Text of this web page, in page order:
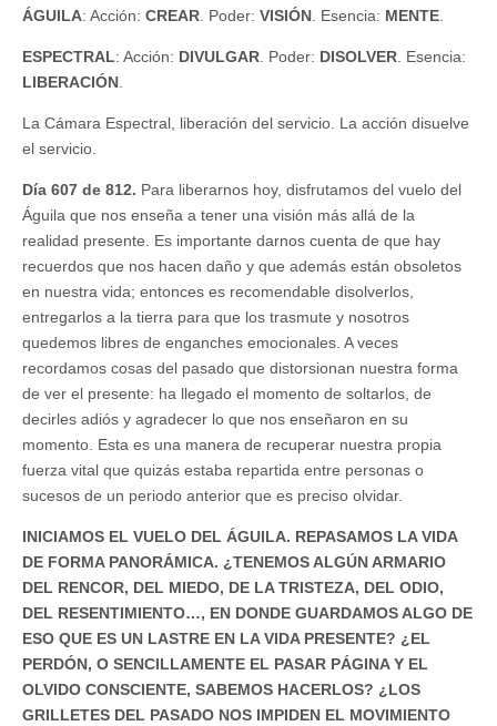
ÁGUILA: Acción: CREAR. Poder: VISIÓN. Esencia: MENTE.
ESPECTRAL: Acción: DIVULGAR. Poder: DISOLVER. Esencia:
LIBERACIÓN.
La Cámara Espectral, liberación del servicio. La acción disuelve
el servicio.
Día 607 de 812. Para liberarnos hoy, disfrutamos del vuelo del
Águila que nos enseña a tener una visión más allá de la
realidad presente. Es importante darnos cuenta de que hay
recuerdos que nos hacen daño y que además están obsoletos
en nuestra vida; entonces es recomendable disolverlos,
entregarlos a la tierra para que los trasmute y nosotros
quedemos libres de enganches emocionales. A veces
recordamos cosas del pasado que distorsionan nuestra forma
de ver el presente: ha llegado el momento de soltarlos, de
decirles adiós y agradecer lo que nos enseñaron en su
momento. Esta es una manera de recuperar nuestra propia
fuerza vital que quizás estaba repartida entre personas o
sucesos de un periodo anterior que es preciso olvidar.
INICIAMOS EL VUELO DEL ÁGUILA. REPASAMOS LA VIDA
DE FORMA PANORÁMICA. ¿TENEMOS ALGÚN ARMARIO
DEL RENCOR, DEL MIEDO, DE LA TRISTEZA, DEL ODIO,
DEL RESENTIMIENTO…, EN DONDE GUARDAMOS ALGO DE
ESO QUE ES UN LASTRE EN LA VIDA PRESENTE? ¿EL
PERDÓN, O SENCILLAMENTE EL PASAR PÁGINA Y EL
OLVIDO CONSCIENTE, SABEMOS HACERLOS? ¿LOS
GRILLETES DEL PASADO NOS IMPIDEN EL MOVIMIENTO